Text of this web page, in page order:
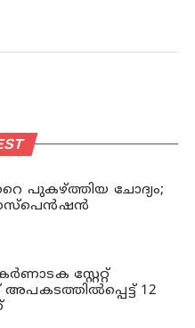
പുകഴ്ത്തിയ ചോദ്യം;
സ്റ്റേറ്റ്
12